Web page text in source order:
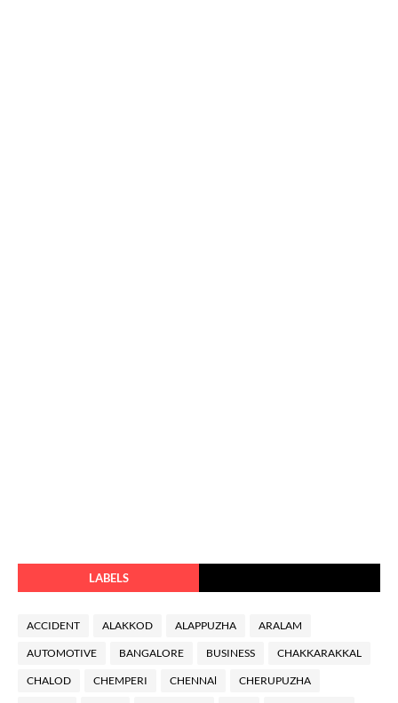
LABELS
ACCIDENT ALAKKOD ALAPPUZHA ARALAM
AUTOMOTIVE BANGALORE BUSINESS CHAKKARAKKAL
CHALOD CHEMPERI CHENNAl CHERUPUZHA